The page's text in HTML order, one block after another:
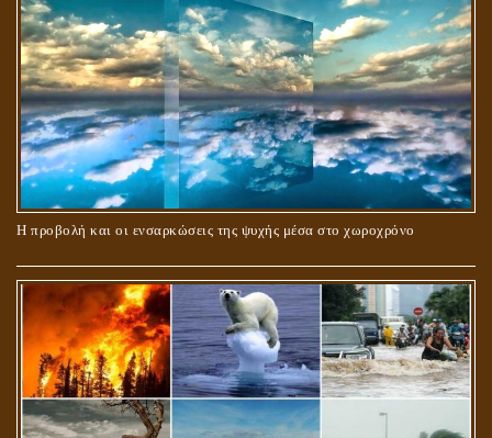
Η προβολή και οι ενσαρκώσεις της ψυχής μέσα στο χωροχρόνο
ΠΕΡΙ ΓΑΜΟΥ ΚΑΙ ΔΙΑΖΥΓΙΟΥ